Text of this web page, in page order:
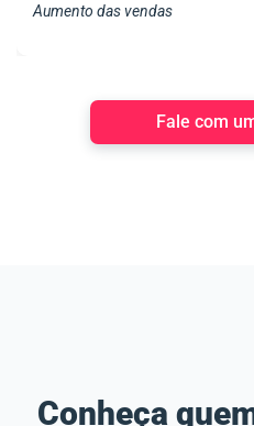
Aumento das vendas
Fale com
Conheça